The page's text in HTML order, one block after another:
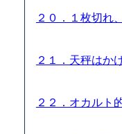
２０．１枚切れ
２１．天秤はか
２２．オカルト